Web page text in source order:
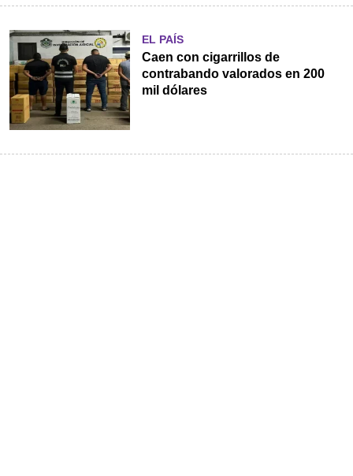
EL PAÍS
Caen con cigarrillos de
contrabando valorados en 200
mil dólares